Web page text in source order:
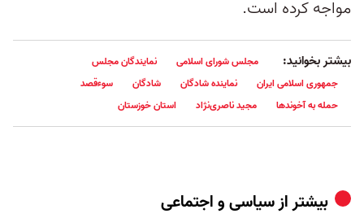
مواجه کرده است.
بیشتر بخوانید: مجلس شورای اسلامی
نمایندگان مجلس
جمهوری اسلامی ایران
نماینده شادگان شادگان
سوءقصد
حمله به آخوندها
مجید ناصری‌نژاد استان خوزستان
بیشتر ازسیاسی و اجتماعی